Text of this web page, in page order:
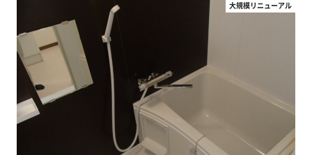
大規模リニューアル